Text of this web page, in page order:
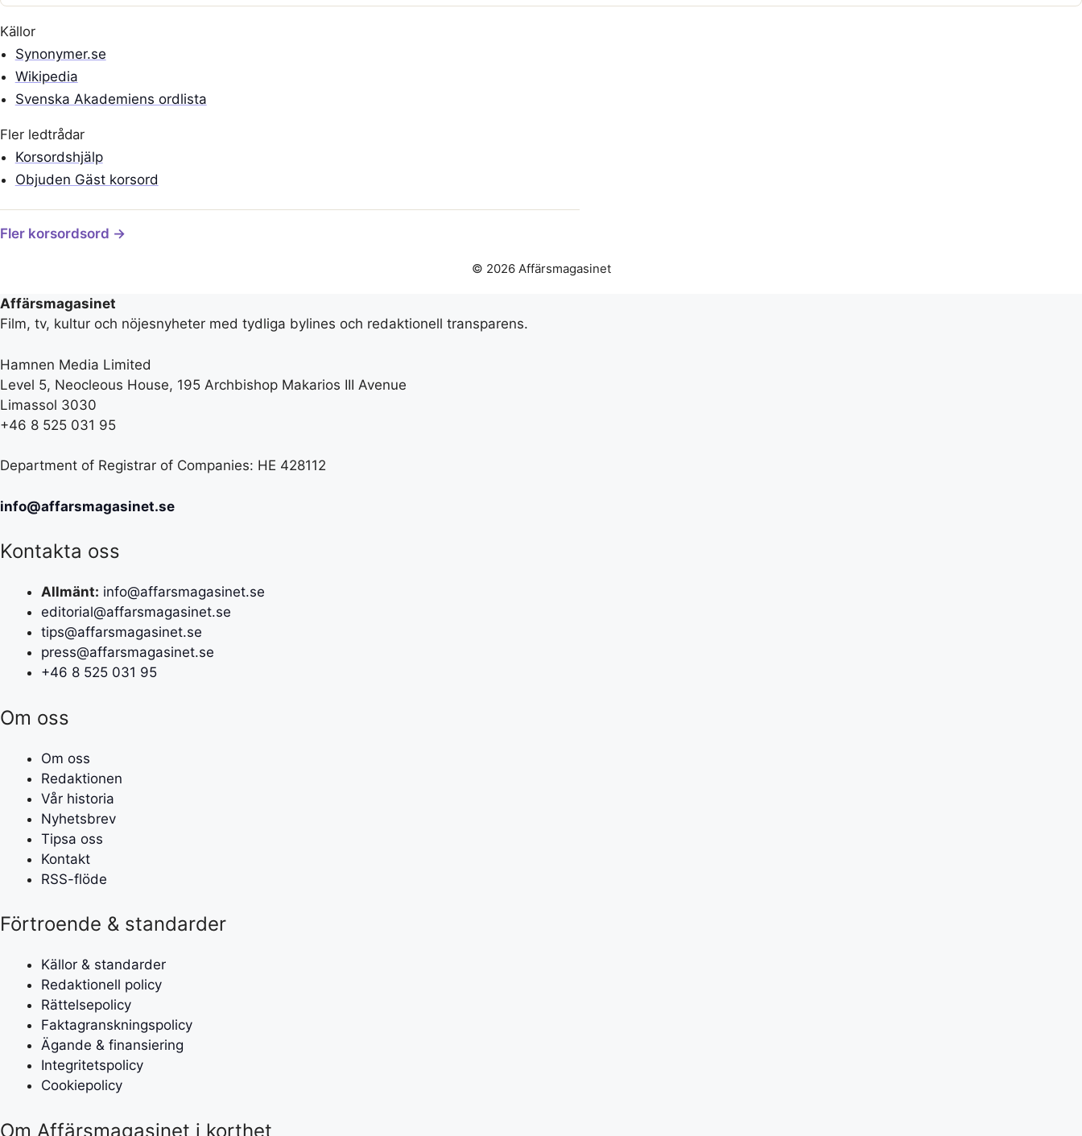
Källor
Synonymer.se
Wikipedia
Svenska Akademiens ordlista
Fler ledtrådar
Korsordshjälp
Objuden Gäst korsord
Fler korsordsord →
© 2026 Affärsmagasinet
Affärsmagasinet
Film, tv, kultur och nöjesnyheter med tydliga bylines och redaktionell transparens.
Hamnen Media Limited
Level 5, Neocleous House, 195 Archbishop Makarios III Avenue
Limassol 3030
+46 8 525 031 95
Department of Registrar of Companies: HE 428112
info@affarsmagasinet.se
Kontakta oss
Allmänt: info@affarsmagasinet.se
editorial@affarsmagasinet.se
tips@affarsmagasinet.se
press@affarsmagasinet.se
+46 8 525 031 95
Om oss
Om oss
Redaktionen
Vår historia
Nyhetsbrev
Tipsa oss
Kontakt
RSS-flöde
Förtroende & standarder
Källor & standarder
Redaktionell policy
Rättelsepolicy
Faktagranskningspolicy
Ägande & finansiering
Integritetspolicy
Cookiepolicy
Om Affärsmagasinet i korthet